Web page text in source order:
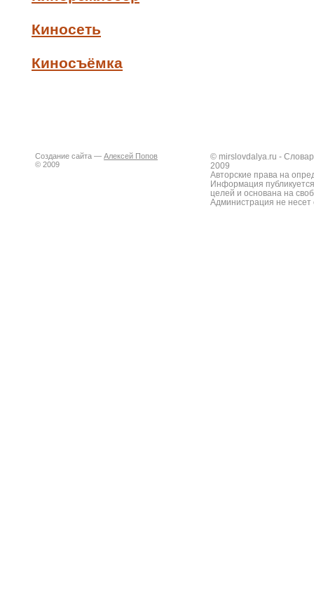
Киносеть
Киносъёмка
Создание сайта — Алексей Попов
© 2009
© mirslovdalya.ru -
2009
Авторские права на
Информация
целей и основана на
Администрация не несет